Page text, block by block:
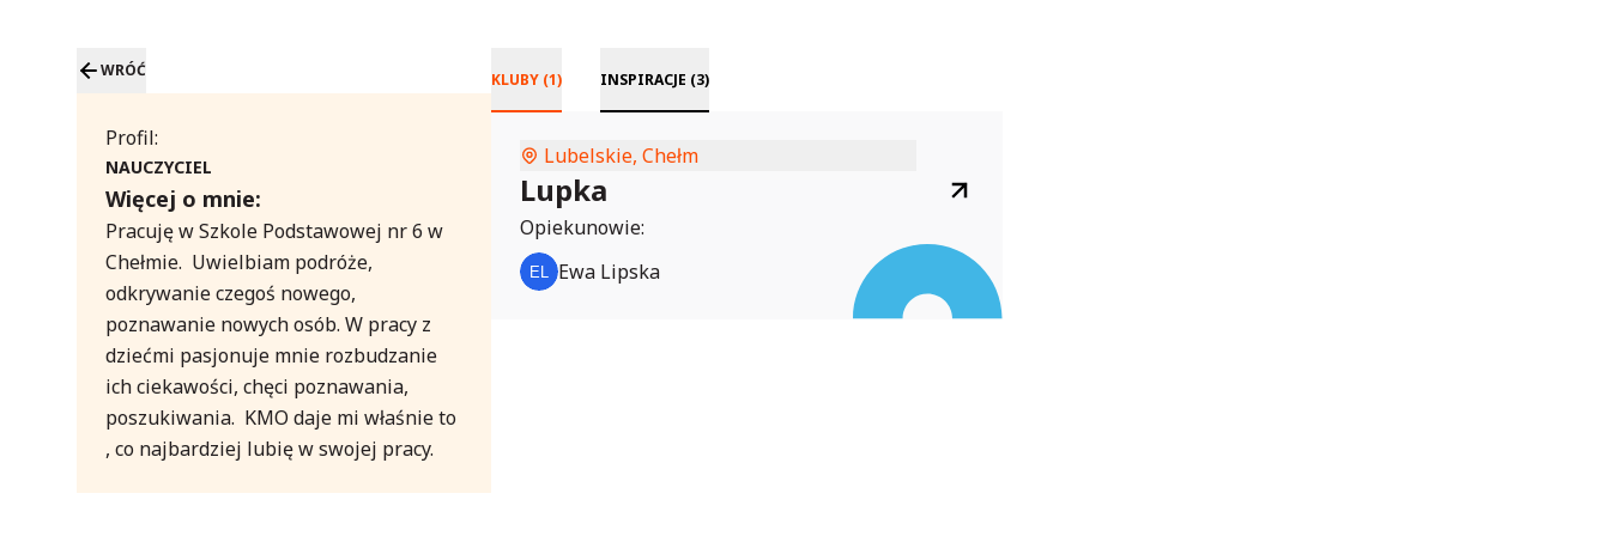
WRÓĆ
Profil:
NAUCZYCIEL
Więcej o mnie:
Pracuję w Szkole Podstawowej nr 6 w
Chełmie.  Uwielbiam podróże,
odkrywanie czegoś nowego,
poznawanie nowych osób. W pracy z
dziećmi pasjonuje mnie rozbudzanie
ich ciekawości, chęci poznawania,
poszukiwania.  KMO daje mi właśnie to
, co najbardziej lubię w swojej pracy.
KLUBY (1) INSPIRACJE (3)
Lubelskie, Chełm
Lupka
Opiekunowie:
Ewa Lipska